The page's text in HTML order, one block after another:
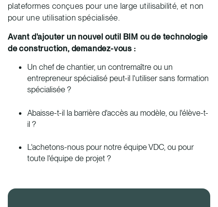
plateformes conçues pour une large utilisabilité, et non
pour une utilisation spécialisée.
Avant d'ajouter un nouvel outil BIM ou de technologie
de construction, demandez-vous :
Un chef de chantier, un contremaître ou un
entrepreneur spécialisé peut-il l'utiliser sans formation
spécialisée ?
Abaisse-t-il la barrière d'accès au modèle, ou l'élève-t-
il ?
L'achetons-nous pour notre équipe VDC, ou pour
toute l'équipe de projet ?